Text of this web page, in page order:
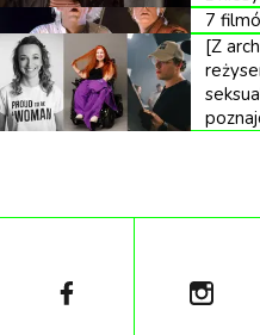
mogli uciec. Sen, który
koszmarem.
7
[Z